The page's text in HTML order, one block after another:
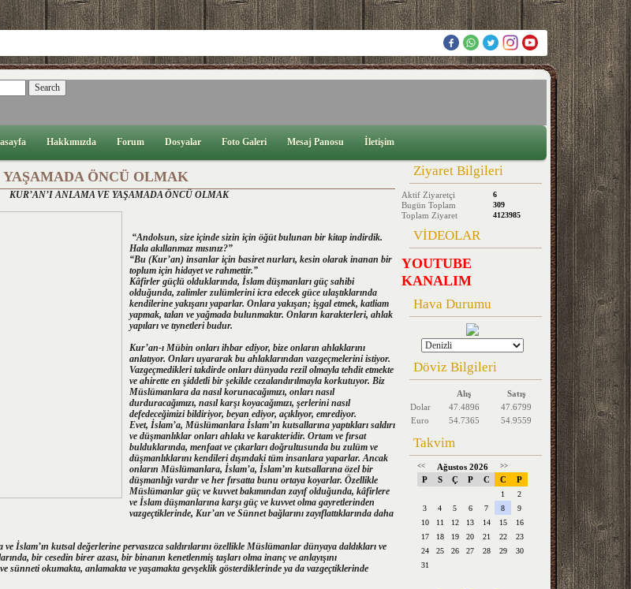
Hakkımızda Forum Dosyalar Foto Galeri Mesaj Panosu İletişim
ÖNCÜ OLMAK
KUR’AN’I ANLAMA VE YAŞAMADA ÖNCÜ OLMAK
“Andolsun, size içinde sizin için öğüt bulunan bir kitap indirdik.
Hala akıllanmaz mısınız?”
“Bu (Kur’an) insanlar için basiret nurları, kesin olarak inanan bir
toplum için hidayet ve rahmettir.”
Kâfirler güçlü olduklarında, İslam düşmanları güç sahibi
olduğunda, zalimler zulümlerini icra edecek güce ulaştıklarında
kendilerine yakışanı yaparlar. Onlara yakışan; işgal etmek, katliam
yapmak, talan ve yağmada bulunmaktır. Onların karakterleri, ahlak
yapıları ve tıynetleri budur.
Kur’an-ı Mübin onları ihbar ediyor, bize onların ahlaklarını
anlatıyor. Onları uyararak bu ahlaklarından vazgeçmelerini istiyor.
Vazgeçmedikleri takdirde onları dünyada rezil olmayla tehdit etmekte
ve ahirette en şiddetli bir şekilde cezalandırılmayla korkutuyor. Biz
Müslümanlara da nasıl korunacağımızı, onları nasıl
durduracağımızı, nasıl karşı koyacağımızı, şerlerini nasıl
defedeceğimizi bildiriyor, beyan ediyor, açıklıyor, emrediyor.
Evet, İslam’a, Müslümanlara İslam’ın kutsallarına yaptıkları saldırı
ve düşmanlıklar onları ahlakı ve karakteridir. Ortam ve fırsat
bulduklarında, menfaat ve çıkarları doğrultusunda bu zulüm ve
düşmanlıklarını kendileri dışındaki tüm insanlara yaparlar. Ancak
onların Müslümanlara, İslam’a, İslam’ın kutsallarına özel bir
düşmanlığı vardır ve her fırsatta bunu ortaya koyarlar. Özellikle
Müslümanlar güç ve kuvvet bakımından zayıf olduğunda, kâfirlere
ve İslam düşmanlarına karşı güç ve kuvvet olma gayretlerinden
vazgeçtiklerinde, Kur’an ve Sünnet bağlarını zayıflattıklarında daha
İslam’ın kutsal değerlerine pervasızca saldırılarını özellikle Müslümanlar dünyaya daldıkları ve
bir cesedin birer azası, bir binanın kenetlenmiş taşları olma inanç ve anlayışını
sünneti okumakta, anlamakta ve yaşamakta gevşeklik gösterdiklerinde ya da vazgeçtiklerinde
Ziyaret Bilgileri
Aktif Ziyaretçi 6
Bugün Toplam 309
Toplam Ziyaret 4123985
VİDEOLAR
YOUTUBE
KANALIM
Hava Durumu
Döviz Bilgileri
Alış
Satış
Dolar
47.4896
47.6799
Euro
54.7365 54.9559
Takvim
<< Ağustos 2026 >>
P S Ç P C C P
1
2
3
4 5 6 7 8
9
10
11 12 13 14 15
16
17
18 19 20 21 22
23
24
25 26 27 28 29
30
31